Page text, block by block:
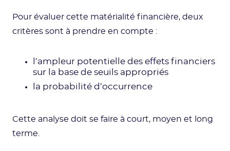
Pour évaluer cette matérialité financière, deux
critères sont à prendre en compte :
l’ampleur potentielle des effets financiers
sur la base de seuils appropriés
la probabilité d’occurrence
Cette analyse doit se faire à court, moyen et long
terme.